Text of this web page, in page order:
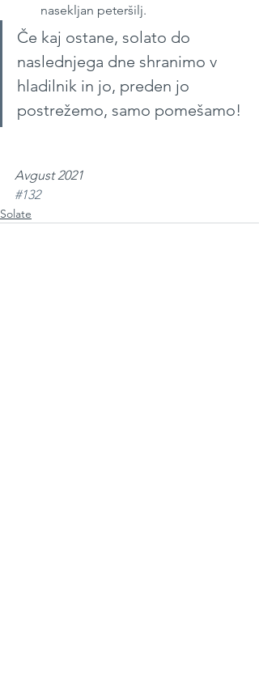
nasekljan peteršilj.
Če kaj ostane, solato do
naslednjega dne shranimo v
hladilnik in jo, preden jo
postrežemo, samo pomešamo!
Avgust 2021
#132
Solate